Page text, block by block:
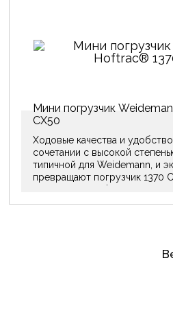
Мини погрузчик
CX50
Ходовые качества и
сочетании с высокой
типичной для Weidemann, и
превращают погрузчик 1370
любого размера.